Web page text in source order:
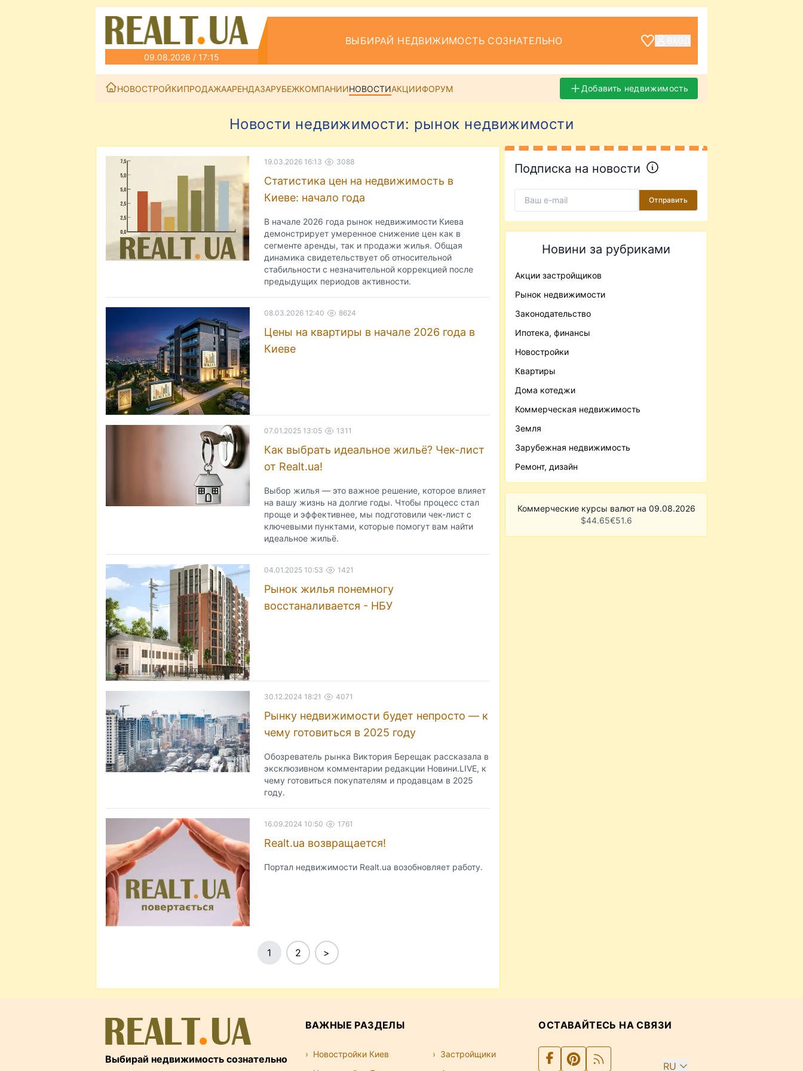
09.08.2026 / 17:15
ВЫБИРАЙ НЕДВИЖИМОСТЬ СОЗНАТЕЛЬНО
НОВОСТРОЙКИПРОДАЖААРЕНДАЗАРУБЕЖКОМПАНИИНОВОСТИАКЦИИФОРУМ Добавить недвижимость
Новости недвижимости: рынок недвижимости
19.03.2026 16:13 3088
Статистика цен на недвижимость в
Киеве: начало года
В начале 2026 года рынок недвижимости Киева
демонстрирует умеренное снижение цен как в
сегменте аренды, так и продажи жилья. Общая
динамика свидетельствует об относительной
стабильности с незначительной коррекцией после
предыдущих периодов активности.
08.03.2026 12:40 8624
Цены на квартиры в начале 2026 года в
Киеве
07.01.2025 13:05 1311
Как выбрать идеальное жильё? Чек-лист
от Realt.ua!
Выбор жилья — это важное решение, которое влияет
на вашу жизнь на долгие годы. Чтобы процесс стал
проще и эффективнее, мы подготовили чек-лист с
ключевыми пунктами, которые помогут вам найти
идеальное жильё.
04.01.2025 10:53 1421
Рынок жилья понемногу
восстаналивается - НБУ
30.12.2024 18:21 4071
Рынку недвижимости будет непросто — к
чему готовиться в 2025 году
Обозреватель рынка Виктория Берещак рассказала в
эксклюзивном комментарии редакции Новини.LIVE, к
чему готовиться покупателям и продавцам в 2025
году.
16.09.2024 10:50 1761
Realt.ua возвращается!
Портал недвижимости Realt.ua возобновляет работу.
1 2 >
Подписка на новости
Отправить
Новини за рубриками
Акции застройщиков
Рынок недвижимости
Законодательство
Ипотека, финансы
Новостройки
Квартиры
Дома котеджи
Коммерческая недвижимость
Земля
Зарубежная недвижимость
Ремонт, дизайн
Коммерческие курсы валют на 09.08.2026
$44.65€51.6
Выбирай недвижимость сознательно
ВАЖНЫЕ РАЗДЕЛЫ
Новостройки Киев
Застройщики
ОСТАВАЙТЕСЬ НА СВЯЗИ
RU